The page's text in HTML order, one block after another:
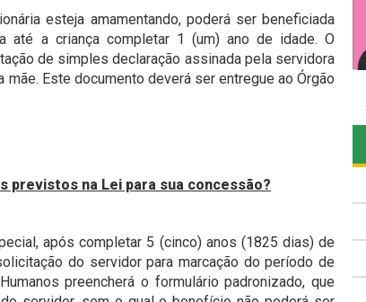
esteja amamentando, poderá ser beneficiada
até a criança completar 1 (um) ano de idade. O
de simples declaração assinada pela servidora
Este documento deverá ser entregue ao Órgão
previstos na Lei para sua concessão?
após completar 5 (cinco) anos (1825 dias) de
do servidor para marcação do período de
preencherá o formulário padronizado, que